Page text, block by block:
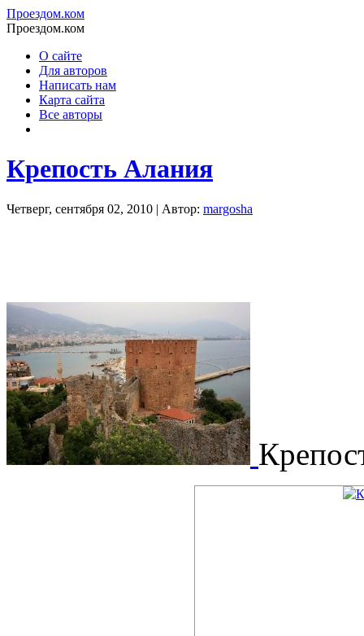
Проездом.ком
Проездом.ком
О сайте
Для авторов
Написать нам
Карта сайта
Все авторы
Крепость Алания
Четверг, сентября 02, 2010 | Автор: margosha